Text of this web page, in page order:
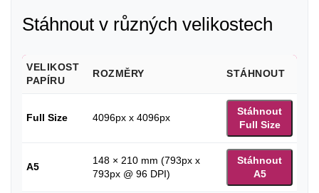
Stáhnout v různých velikostech
VELIKOST
PAPÍRU
ROZMĚRY STÁHNOUT
Full Size 4096px x 4096px
Stáhnout
Full Size
A5
148 × 210 mm (793px x
793px @ 96 DPI)
Stáhnout
A5